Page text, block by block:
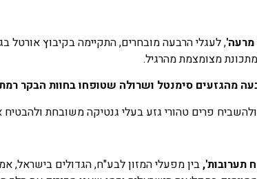
מרעה', לעגלי הרבעה מובחרים, התקיימה בקיבוץ אורטל
מצומצמת מהרגיל.
פרים טהורי גזע בעלי גנטיקה משובחת
תערובות',בין מפעלי המזון לבע"ח, הגדולים בישראל,